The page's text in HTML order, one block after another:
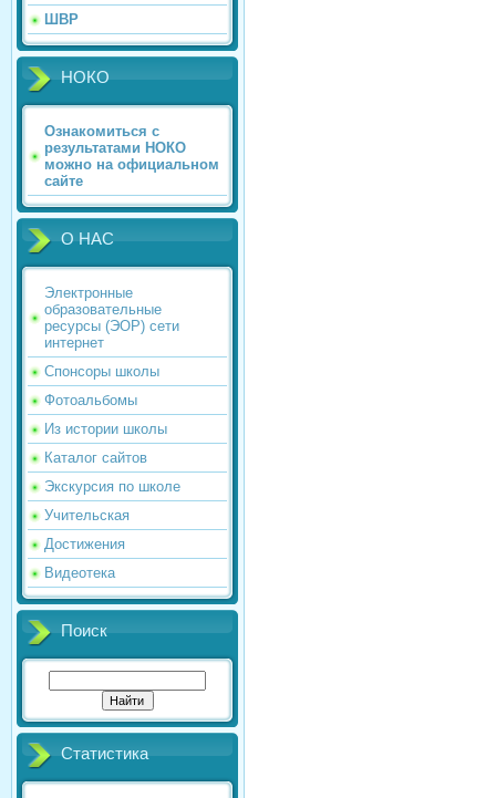
ШВР
НОКО
Ознакомиться с
результатами НОКО
можно на официальном
сайте
О НАС
Электронные
образовательные
ресурсы (ЭОР) сети
интернет
Спонсоры школы
Фотоальбомы
Из истории школы
Каталог сайтов
Экскурсия по школе
Учительская
Достижения
Видеотека
Поиск
Статистика